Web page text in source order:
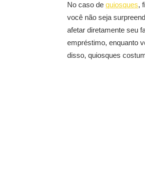
No caso de quiosques,
você não seja
afetar diretamente seu
empréstimo, enquanto
disso, quiosques